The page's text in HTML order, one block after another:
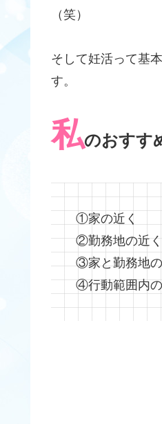
（笑）
そして妊活って基
す。
私のおすす
①家の近く
②勤務地の近く
③家と勤務地
④行動範囲内